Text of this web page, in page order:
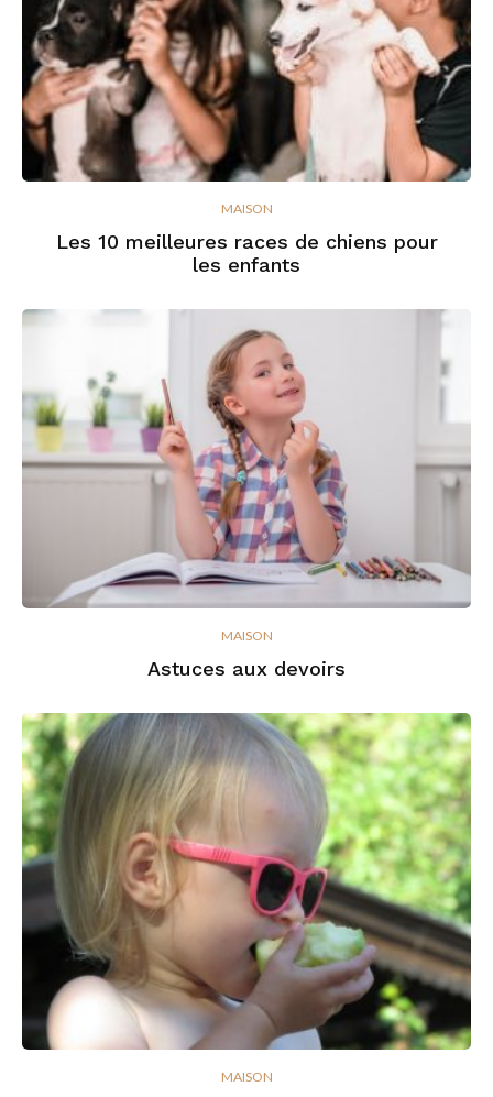
MAISON
Les 10 meilleures races de chiens pour
les enfants
MAISON
Astuces aux devoirs
MAISON